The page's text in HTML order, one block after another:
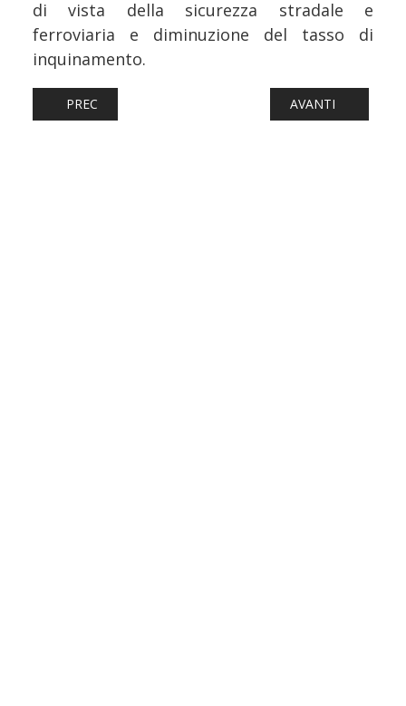
di vista della sicurezza stradale e
ferroviaria e diminuzione del tasso di
inquinamento.
ARTICOLO PRECEDENTE: FERROVIE: REGIONALE LAZIO,
PREC ARTICOLO
AVANTI